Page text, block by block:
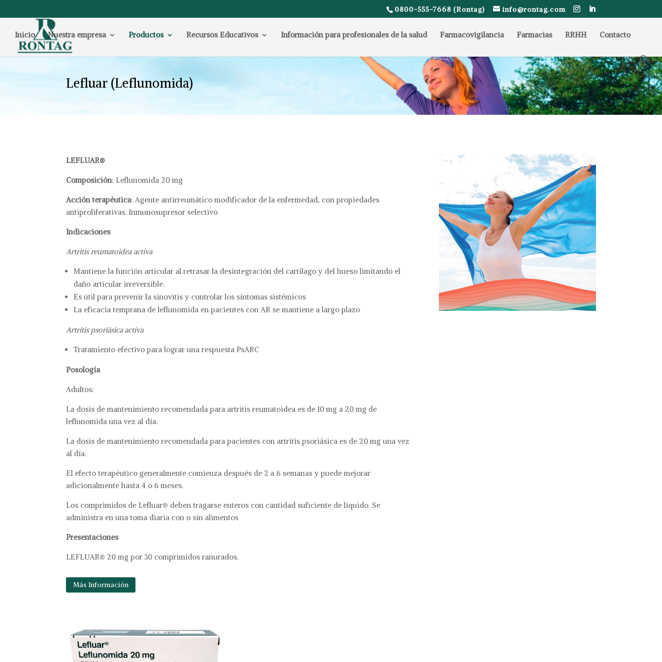
0800-555-7668 (Rontag) info@rontag.com
Inicio Nuestra empresa Productos Recursos Educativos Información para profesionales de la salud Farmacovigilancia Farmacias RRHH Contacto
Lefluar (Leflunomida)
LEFLUAR®
Composición: Leflunomida 20 mg
Acción terapéutica: Agente antirreumático modificador de la enfermedad, con propiedades
antiproliferativas. Inmunosupresor selectivo
Indicaciones
Artritis reumatoidea activa
Mantiene la función articular al retrasar la desintegración del cartílago y del hueso limitando el
daño articular irreversible.
Es útil para prevenir la sinovitis y controlar los síntomas sistémicos
La eficacia temprana de leflunomida en pacientes con AR se mantiene a largo plazo
Artritis psoriásica activa
Tratamiento efectivo para lograr una respuesta PsARC
Posología
Adultos:
La dosis de mantenimiento recomendada para artritis reumatoidea es de 10 mg a 20 mg de
leflunomida una vez al día.
La dosis de mantenimiento recomendada para pacientes con artritis psoriásica es de 20 mg una vez
al día.
El efecto terapéutico generalmente comienza después de 2 a 6 semanas y puede mejorar
adicionalmente hasta 4 o 6 meses.
Los comprimidos de Lefluar® deben tragarse enteros con cantidad suficiente de líquido. Se
administra en una toma diaria con o sin alimentos
Presentaciones
LEFLUAR® 20 mg por 30 comprimidos ranurados.
Más Información